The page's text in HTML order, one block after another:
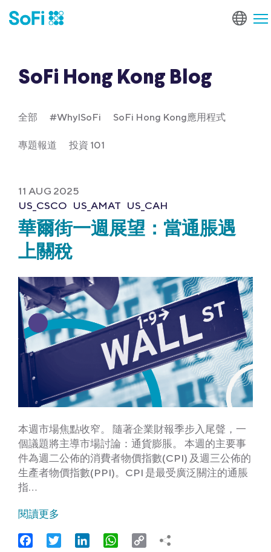
SoFi Hong Kong Blog
全部 #WhyISoFi SoFi Hong Kong應用程式
專題報道 投資 101
11 AUG 2025
US_CSCO US_AMAT US_CAH
華爾街一週展望：當通脹遇
上關稅
本週市場焦點收窄。 隨著企業財報季步入尾聲，一
個議題將主導市場討論：通貨膨脹。 本週的主要事
件為週二公佈的消費者物價指數(CPI) 及週三公佈的
生產者物價指數(PPI)。CPI 是最受廣泛關注的通脹
指…
閱讀更多
FacebookTwitter LinkedIn WhatsApp
Copy